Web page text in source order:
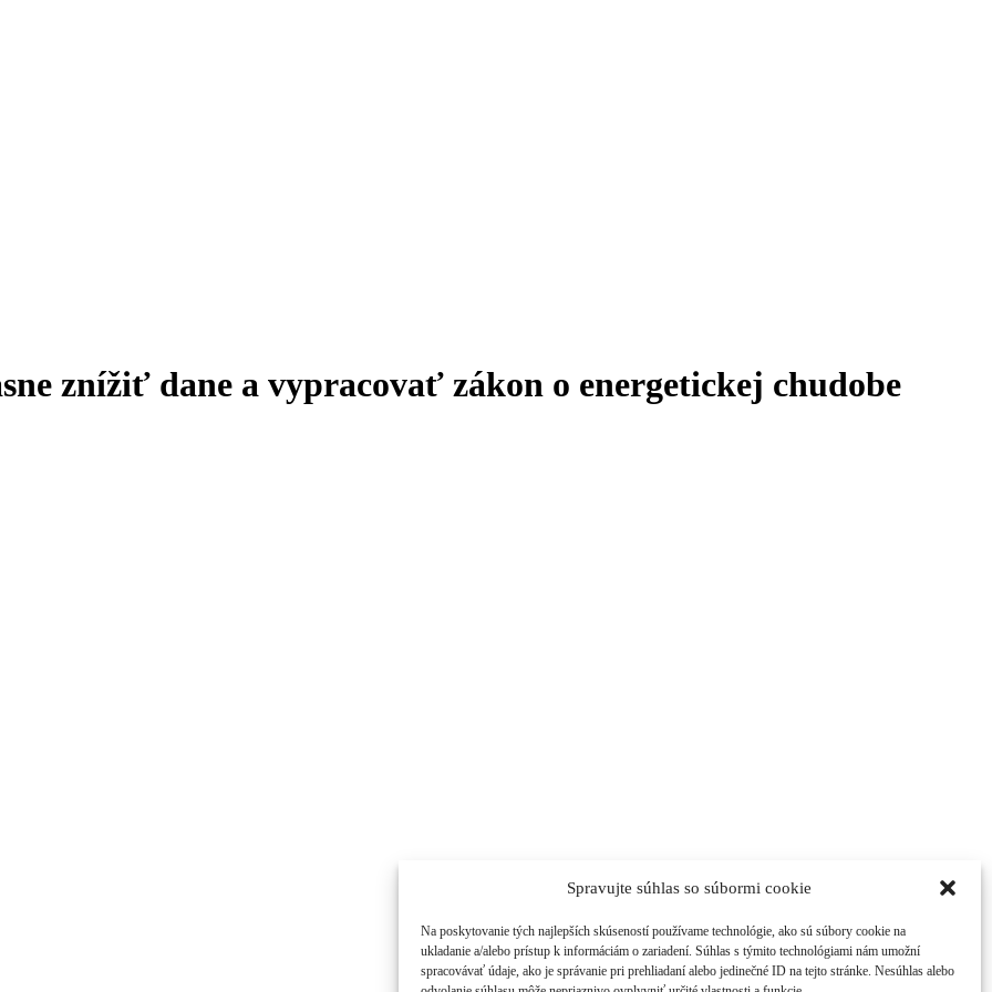
Spravujte súhlas so súbormi cookie
Na poskytovanie tých najlepších skúseností používame technológie, ako sú súbory cookie na
ukladanie a/alebo prístup k informáciám o zariadení. Súhlas s týmito technológiami nám umožní
spracovávať údaje, ako je správanie pri prehliadaní alebo jedinečné ID na tejto stránke. Nesúhlas alebo
znížiť dane a vypracovať zákon o energetickej chudobe